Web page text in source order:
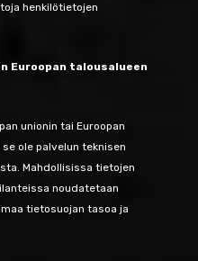
henkilötietojen
Euroopan talousalueen
unionin tai Euroopan
ole palvelun teknisen
Mahdollisissa tietojen
noudatetaan
tietosuojan tasoa ja